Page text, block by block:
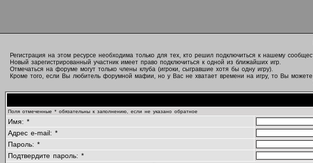
Регистрация на этом ресурсе необходима только для тех, кто решил подключиться к нашему
Новый зарегистрированный участник имеет право подключиться к одной из ближайших игр.
Отмечаться на форуме могут только члены клуба (игроки, сыгравшие хотя бы одну игру).
Кроме того, если Вы любитель форумной мафии, но у Вас не хватает времени на игру, то Вы
Поля отмеченные * обязательны к заполнению, если не указано обратное
Имя: *
Адрес e-mail: *
Пароль: *
Подтвердите пароль: *